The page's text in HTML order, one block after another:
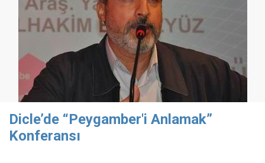
Dicle’de “Peygamber'i Anlamak”
Konferansı